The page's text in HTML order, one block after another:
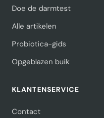
Doe de darmtest
Alle artikelen
Probiotica-gids
Opgeblazen buik
KLANTENSERVICE
Contact